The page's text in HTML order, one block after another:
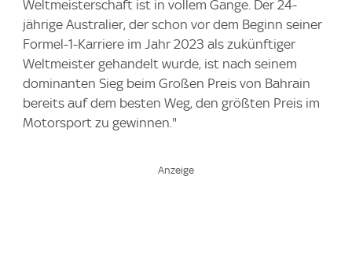
Weltmeisterschaft ist in vollem Gange. Der 24-
jährige Australier, der schon vor dem Beginn seiner
Formel-1-Karriere im Jahr 2023 als zukünftiger
Weltmeister gehandelt wurde, ist nach seinem
dominanten Sieg beim Großen Preis von Bahrain
bereits auf dem besten Weg, den größten Preis im
Motorsport zu gewinnen."